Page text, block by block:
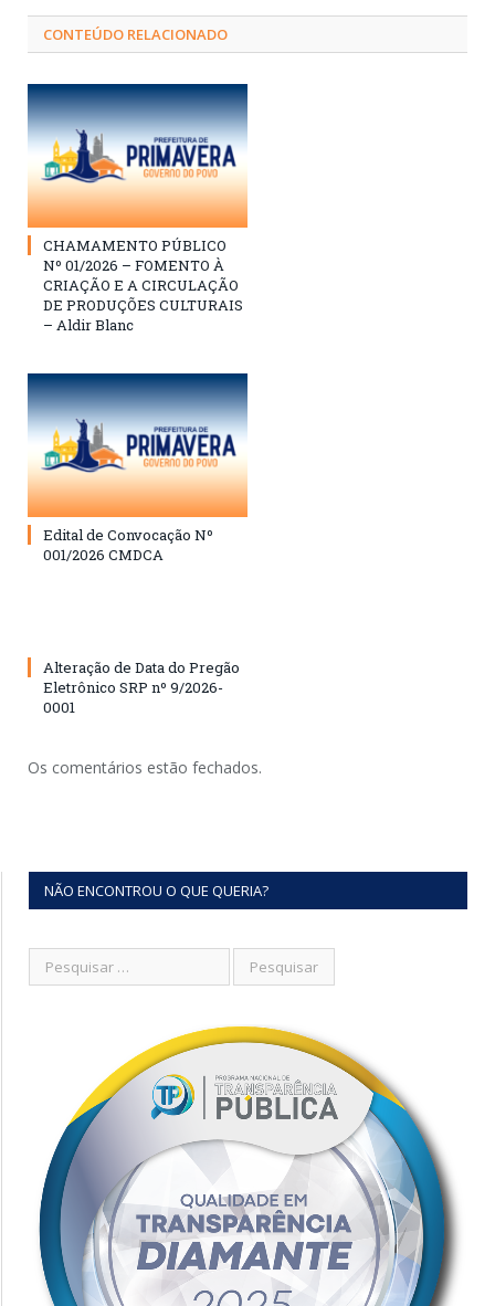
CONTEÚDO RELACIONADO
CHAMAMENTO PÚBLICO
Nº 01/2026 – FOMENTO À
CRIAÇÃO E A CIRCULAÇÃO
DE PRODUÇÕES CULTURAIS
– Aldir Blanc
Edital de Convocação Nº
001/2026 CMDCA
Alteração de Data do Pregão
Eletrônico SRP nº 9/2026-
0001
Os comentários estão fechados.
NÃO ENCONTROU O QUE QUERIA?